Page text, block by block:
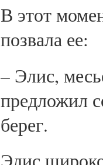
В этот
позвала ее:
– Элис,
предложил
берег.